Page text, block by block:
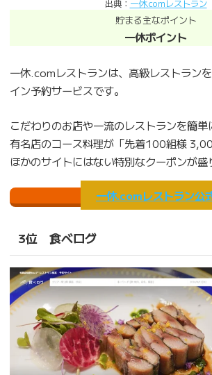
出典： 一休.comレストラン
貯まる主なポイント
一休ポイント
一休.comレストランは、高級レストラン
イン予約サービスです。
こだわりのお店や一流のレストランを簡
有名店のコース料理が「先着100組様
ほかのサイトにはない特別なクーポンが盛
一休.comレストラン公
3位 食べログ